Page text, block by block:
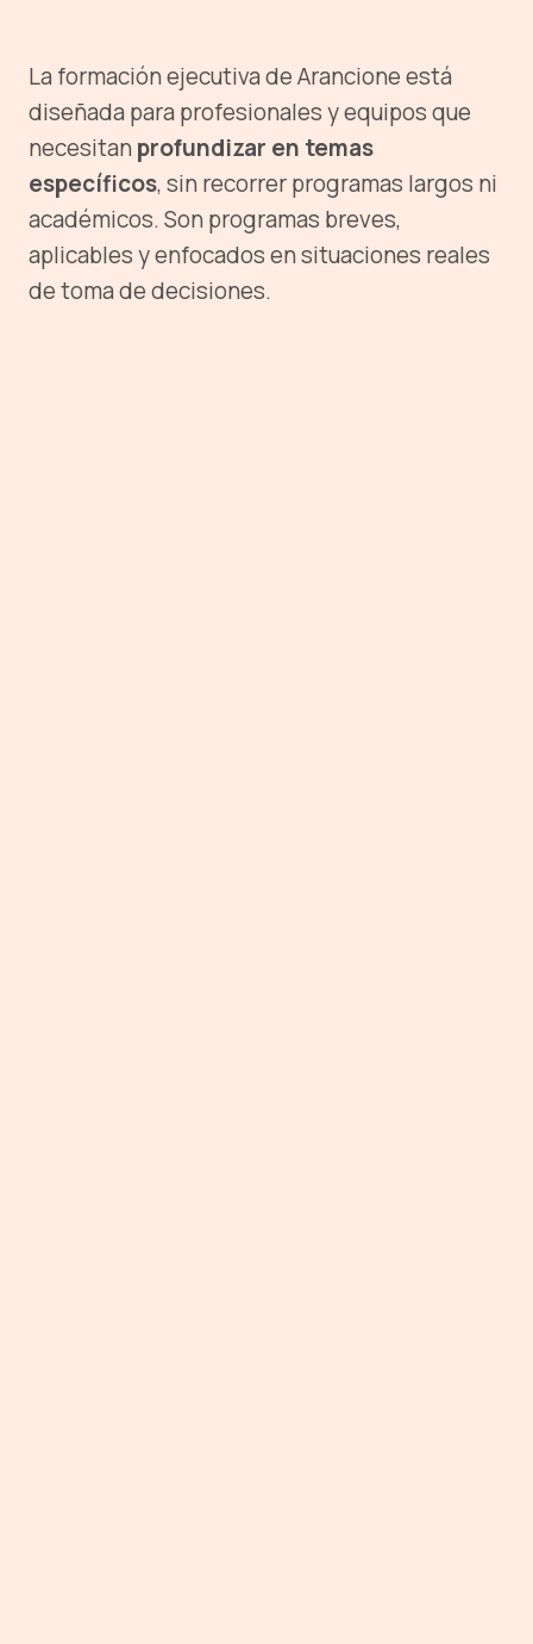
La formación ejecutiva de Arancione está
diseñada para profesionales y equipos que
necesitanprofundizar en temas
específicos, sin recorrer programas largos ni
académicos. Son programas breves,
aplicables y enfocados en situaciones reales
de toma de decisiones.